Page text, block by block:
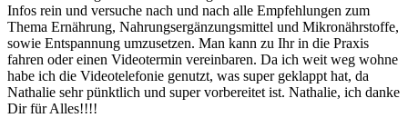
Infos rein und versuche nach und nach alle Empfehlungen zum
Thema Ernährung, Nahrungsergänzungsmittel und Mikronährstoffe,
sowie Entspannung umzusetzen. Man kann zu Ihr in die Praxis
fahren oder einen Videotermin vereinbaren. Da ich weit weg wohne
habe ich die Videotelefonie genutzt, was super geklappt hat, da
Nathalie sehr pünktlich und super vorbereitet ist. Nathalie, ich danke
Dir für Alles!!!!